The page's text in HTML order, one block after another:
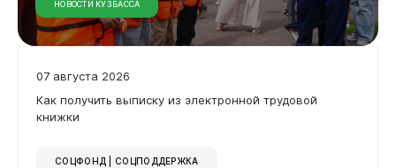
Документы
НОВОСТИ КУЗБАССА
07 августа 2026
Как получить выписку из электронной трудовой
книжки
СОЦФОНД | СОЦПОДДЕРЖКА